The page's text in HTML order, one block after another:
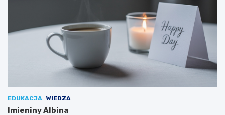
EDUKACJA WIEDZA
Imieniny Albina